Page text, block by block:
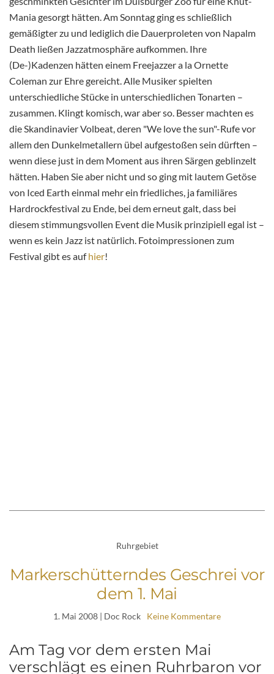
Mania gesorgt hätten. Am Sonntag ging es schließlich
gemäßigter zu und lediglich die Dauerproleten von Napalm
Death ließen Jazzatmosphäre aufkommen. Ihre
(De-)Kadenzen hätten einem Freejazzer a la Ornette
Coleman zur Ehre gereicht. Alle Musiker spielten
unterschiedliche Stücke in unterschiedlichen Tonarten –
zusammen. Klingt komisch, war aber so. Besser machten es
die Skandinavier Volbeat, deren "We love the sun"-Rufe vor
allem den Dunkelmetallern übel aufgestoßen sein dürften –
wenn diese just in dem Moment aus ihren Särgen geblinzelt
hätten. Haben Sie aber nicht und so ging mit lautem Getöse
von Iced Earth einmal mehr ein friedliches, ja familiäres
Hardrockfestival zu Ende, bei dem erneut galt, dass bei
diesem stimmungsvollen Event die Musik prinzipiell egal ist –
wenn es kein Jazz ist natürlich. Fotoimpressionen zum
Festival gibt es aufhier!
Ruhrgebiet
Markerschütterndes Geschrei vor
dem 1. Mai
1. Mai 2008 | Doc Rock Keine Kommentare
Am Tag vor dem ersten Mai
verschlägt es einen Ruhrbaron vor